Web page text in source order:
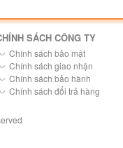
SÁCH CÔNG TY
Chính sách bảo mật
Chính sách giao nhận
Chính sách bảo hành
Chính sách đổi trả hàng